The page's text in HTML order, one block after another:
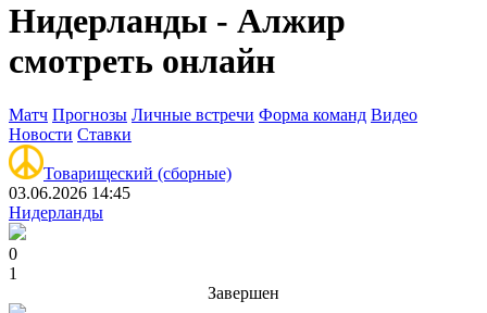
Нидерланды - Алжир
смотреть онлайн
Матч Прогнозы Личные встречи Форма команд Видео
Новости Ставки
Товарищеский (сборные)
03.06.2026 14:45
Нидерланды
0
1
Завершен